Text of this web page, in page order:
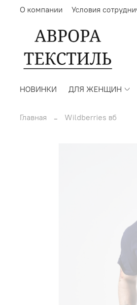
О компании Условия
НОВИНКИ ДЛЯ ЖЕНЩИН
Главная Wildberries вб